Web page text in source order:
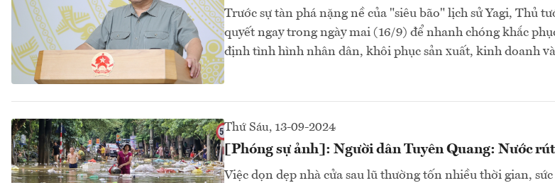
Trước sự tàn phá nặng nề của "siêu bão" lịch sử Yagi, Thủ
quyết ngay trong ngày mai (16/9) để nhanh chóng khắc
định tình hình nhân dân, khôi phục sản xuất, kinh doanh
Thứ Sáu, 13-09-2024
[Phóng sự ảnh]: Người dân Tuyên Quang: Nước
Việc dọn dẹp nhà cửa sau lũ thường tốn nhiều thời gian,